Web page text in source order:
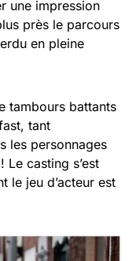
une impression
près le parcours
en pleine
tambours battants
tant
les personnages
Le casting s’est
le jeu d’acteur est